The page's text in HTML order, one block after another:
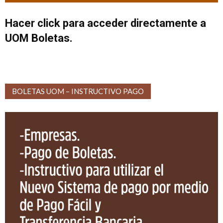
Hacer click para acceder directamente a
UOM Boletas.
BOLETAS UOM – INSTRUCTIVO PAGO